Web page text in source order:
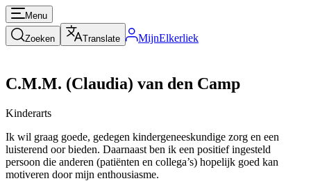
Menu
Zoeken Translate MijnElkerliek
C.M.M. (Claudia) van den Camp
Kinderarts
Ik wil graag goede, gedegen kindergeneeskundige zorg en een
luisterend oor bieden. Daarnaast ben ik een positief ingesteld
persoon die anderen (patiënten en collega’s) hopelijk goed kan
motiveren door mijn enthousiasme.